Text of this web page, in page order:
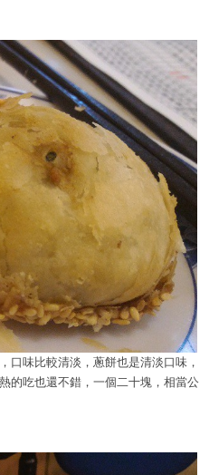
口味比較清淡，蔥餅也是清淡口味，
的吃也還不錯，一個二十塊，相當公